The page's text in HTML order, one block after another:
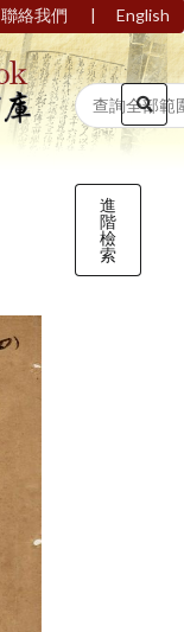
聯絡我們 | English
進
階
檢
索